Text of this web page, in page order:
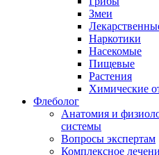
Змеи
Наркотики
Насекомые
Пищевые
Растения
Химические
Флеболог
Анатомия и
системы
Вопросы экспертам
Комплексное